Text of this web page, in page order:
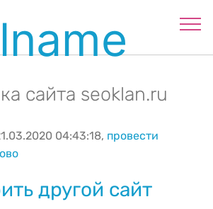
сайта seoklan.ru
04:43:18, провести
другой сайт